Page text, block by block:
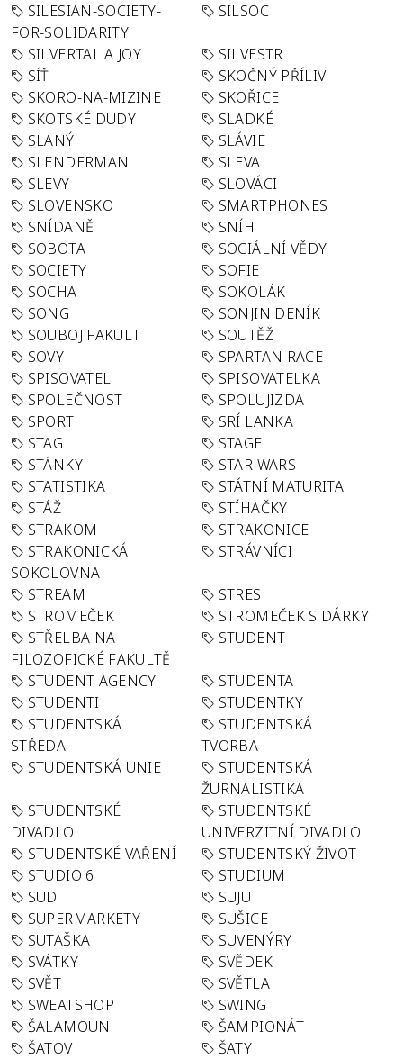
SILESIAN-SOCIETY-
FOR-SOLIDARITY
SILSOC
SILVERTAL A JOY
SILVESTR
SÍŤ
SKOČNÝ PŘÍLIV
SKORO-NA-MIZINE
SKOŘICE
SKOTSKÉ DUDY
SLADKÉ
SLANÝ
SLÁVIE
SLENDERMAN
SLEVA
SLEVY
SLOVÁCI
SLOVENSKO
SMARTPHONES
SNÍDANĚ
SNÍH
SOBOTA
SOCIÁLNÍ VĚDY
SOCIETY
SOFIE
SOCHA
SOKOLÁK
SONG
SONJIN DENÍK
SOUBOJ FAKULT
SOUTĚŽ
SOVY
SPARTAN RACE
SPISOVATEL
SPISOVATELKA
SPOLEČNOST
SPOLUJIZDA
SPORT
SRÍ LANKA
STAG
STAGE
STÁNKY
STAR WARS
STATISTIKA
STÁTNÍ MATURITA
STÁŽ
STÍHAČKY
STRAKOM
STRAKONICE
STRAKONICKÁ
SOKOLOVNA
STRÁVNÍCI
STREAM
STRES
STROMEČEK
STROMEČEK S DÁRKY
STŘELBA NA
FILOZOFICKÉ FAKULTĚ
STUDENT
STUDENT AGENCY
STUDENTA
STUDENTI
STUDENTKY
STUDENTSKÁ
STŘEDA
STUDENTSKÁ
TVORBA
STUDENTSKÁ UNIE
STUDENTSKÁ
ŽURNALISTIKA
STUDENTSKÉ
DIVADLO
STUDENTSKÉ
UNIVERZITNÍ DIVADLO
STUDENTSKÉ VAŘENÍ
STUDENTSKÝ ŽIVOT
STUDIO 6
STUDIUM
SUD
SUJU
SUPERMARKETY
SUŠICE
SUTAŠKA
SUVENÝRY
SVÁTKY
SVĚDEK
SVĚT
SVĚTLA
SWEATSHOP
SWING
ŠALAMOUN
ŠAMPIONÁT
ŠATOV
ŠATY